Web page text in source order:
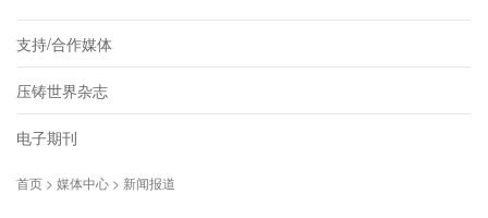
支持/合作媒体
压铸世界杂志
电子期刊
首页 > 媒体中心 > 新闻报道